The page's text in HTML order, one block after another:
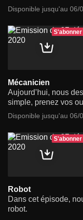
Disponible jusqu'au 06/
S'abonner
Mécanicien
Aujourd’hui, nous
simple, prenez vos
Disponible jusqu'au 06/
S'abonner
Robot
Dans cet épisode,
robot.